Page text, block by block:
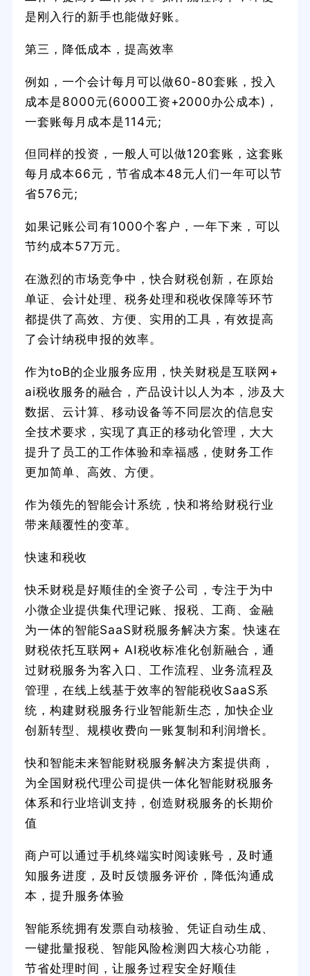
是刚入行的新手也能做好账。
第三，降低成本，提高效率
例如，一个会计每月可以做60-80套账，投入
成本是8000元(6000工资+2000办公成本)，
一套账每月成本是114元;
但同样的投资，一般人可以做120套账，这套账
每月成本66元，节省成本48元人们一年可以节
省576元;
如果记账公司有1000个客户，一年下来，可以
节约成本57万元。
在激烈的市场竞争中，快合财税创新，在原始
单证、会计处理、税务处理和税收保障等环节
都提供了高效、方便、实用的工具，有效提高
了会计纳税申报的效率。
作为toB的企业服务应用，快关财税是互联网+
ai税收服务的融合，产品设计以人为本，涉及大
数据、云计算、移动设备等不同层次的信息安
全技术要求，实现了真正的移动化管理，大大
提升了员工的工作体验和幸福感，使财务工作
更加简单、高效、方便。
作为领先的智能会计系统，快和将给财税行业
带来颠覆性的变革。
快速和税收
快禾财税是好顺佳的全资子公司，专注于为中
小微企业提供集代理记账、报税、工商、金融
为一体的智能SaaS财税服务解决方案。快速在
财税依托互联网+ AI税收标准化创新融合，通
过财税服务为客入口、工作流程、业务流程及
管理，在线上线基于效率的智能税收SaaS系
统，构建财税服务行业智能新生态，加快企业
创新转型、规模收费向一账复制和利润增长。
快和智能未来智能财税服务解决方案提供商，
为全国财税代理公司提供一体化智能财税服务
体系和行业培训支持，创造财税服务的长期价
值
商户可以通过手机终端实时阅读账号，及时通
知服务进度，及时反馈服务评价，降低沟通成
本，提升服务体验
智能系统拥有发票自动核验、凭证自动生成、
一键批量报税、智能风险检测四大核心功能，
节省处理时间，让服务过程安全好顺佳